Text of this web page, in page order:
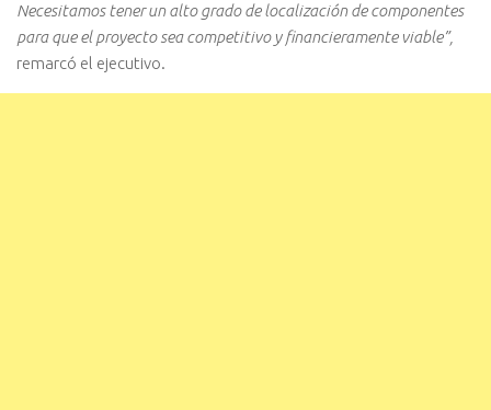
Necesitamos tener un alto grado de localización de componentes
para que el proyecto sea competitivo y financieramente viable”,
remarcó el ejecutivo.